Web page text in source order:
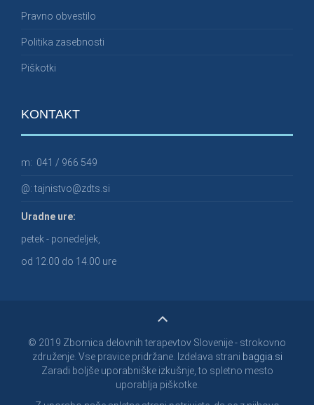
Pravno obvestilo
Politika zasebnosti
Piškotki
KONTAKT
m: 041 / 966 549
@:tajnistvo@zdts.si
Uradne ure:
petek - ponedeljek,
od 12.00 do 14.00 ure
© 2019 Zbornica delovnih terapevtov Slovenije - strokovno
združenje. Vse pravice pridržane. Izdelava strani baggia.si
Zaradi boljše uporabniške izkušnje, to spletno mesto
uporablja piškotke.